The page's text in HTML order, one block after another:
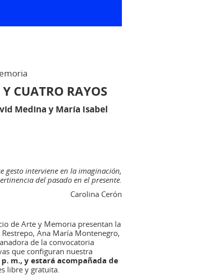
CUATRO RAYOS
Medina y María Isabel
gesto interviene en la imaginación,
del pasado en el presente.
Carolina Cerón
de Arte y Memoria presentan la
Ana María Montenegro,
de la convocatoria
que configuran nuestra
m., y estará acompañada de
libre y gratuita.​